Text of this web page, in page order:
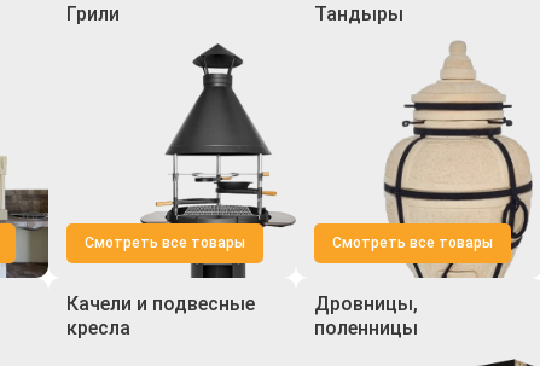
Грили
Смотреть все товары
Тандыры
Смотреть все товары
Качели и подвесные
кресла
Дровницы,
поленницы